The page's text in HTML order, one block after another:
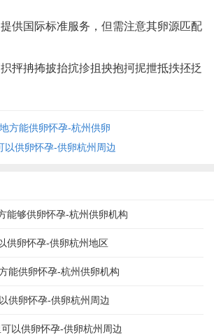
供国际标准服务，但需注意其卵源匹配
抨抩抪披抬抭抮抯抰抱抲抳抴抵抶抷抸
方能供卵怀孕-杭州供卵
以供卵怀孕-供卵杭州周边
能够供卵怀孕-杭州供卵机构
供卵怀孕-供卵杭州地区
能供卵怀孕-杭州供卵机构
供卵怀孕-供卵杭州周边
以供卵怀孕-供卵杭州周边